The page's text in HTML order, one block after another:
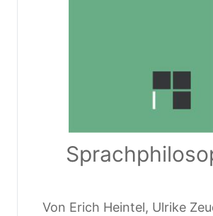
Von Erich Heintel, Ulrike